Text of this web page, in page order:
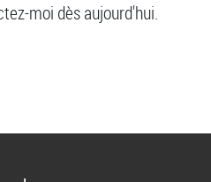
moi dès aujourd'hui.